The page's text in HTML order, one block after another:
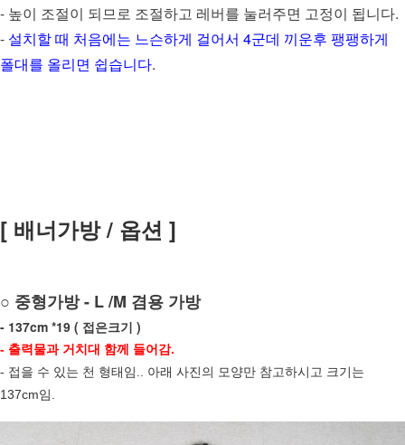
- 높이 조절이 되므로 조절하고 레버를 눌러주면 고정이 됩니다.
- 설치할 때 처음에는 느슨하게 걸어서 4군데 끼운후 팽팽하게
폴대를 올리면 쉽습니다.
[ 배너가방 / 옵션 ]
○ 중형가방 - L /M 겸용 가방
- 137cm *19 ( 접은크기 )
- 출력물과 거치대 함께 들어감.
- 접을 수 있는 천 형태임.. 아래 사진의 모양만 참고하시고 크기는
137cm임.